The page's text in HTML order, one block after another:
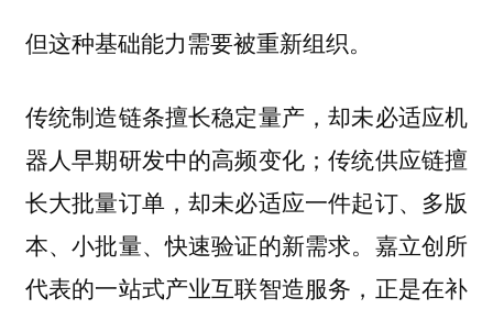
但这种基础能力需要被重新组织。
传统制造链条擅长稳定量产，却未必适应机
器人早期研发中的高频变化；传统供应链擅
长大批量订单，却未必适应一件起订、多版
本、小批量、快速验证的新需求。嘉立创所
代表的一站式产业互联智造服务，正是在补